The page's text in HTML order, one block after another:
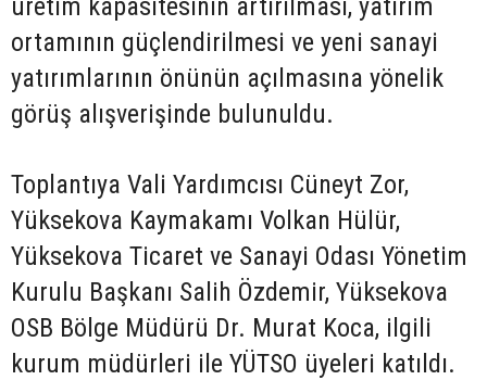
üretim kapasitesinin artırılması, yatırım
ortamının güçlendirilmesi ve yeni sanayi
yatırımlarının önünün açılmasına yönelik
görüş alışverişinde bulunuldu.
Toplantıya Vali Yardımcısı Cüneyt Zor,
Yüksekova Kaymakamı Volkan Hülür,
Yüksekova Ticaret ve Sanayi Odası Yönetim
Kurulu Başkanı Salih Özdemir, Yüksekova
OSB Bölge Müdürü Dr. Murat Koca, ilgili
kurum müdürleri ile YÜTSO üyeleri katıldı.